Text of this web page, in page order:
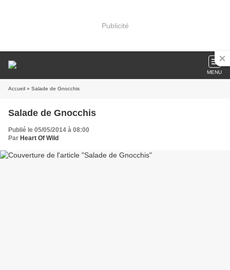
Publicité
MENU
Accueil » Salade de Gnocchis
Salade de Gnocchis
Publié le 05/05/2014 à 08:00
Par Heart Of Wild